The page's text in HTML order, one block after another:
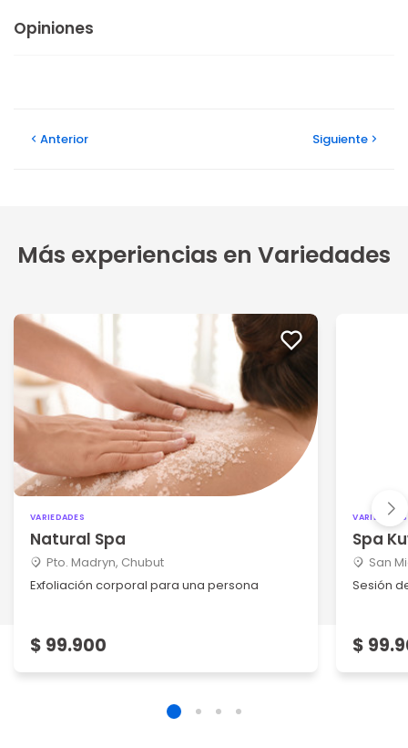
Opiniones
Anterior Siguiente
Más experiencias en Variedades
VARIEDADES
Natural Spa
Pto. Madryn, Chubut
Exfoliación corporal para una persona
$ 99.900
VARIEDADES
Spa
San
Sesión
$